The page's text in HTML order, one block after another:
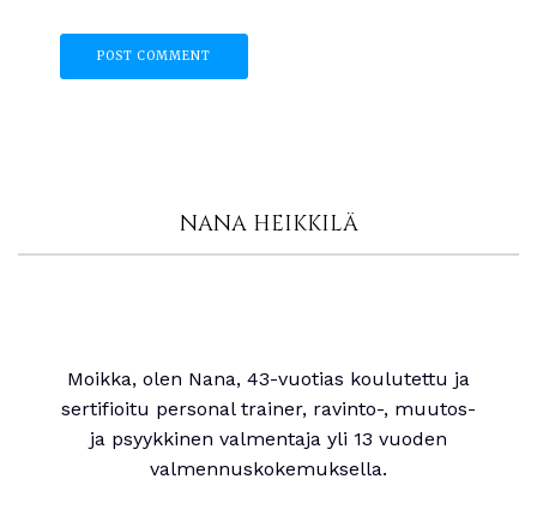
NANA HEIKKILÄ
Moikka, olen Nana, 43-vuotias koulutettu ja
sertifioitu personal trainer, ravinto-, muutos-
ja psyykkinen valmentaja yli 13 vuoden
valmennuskokemuksella.